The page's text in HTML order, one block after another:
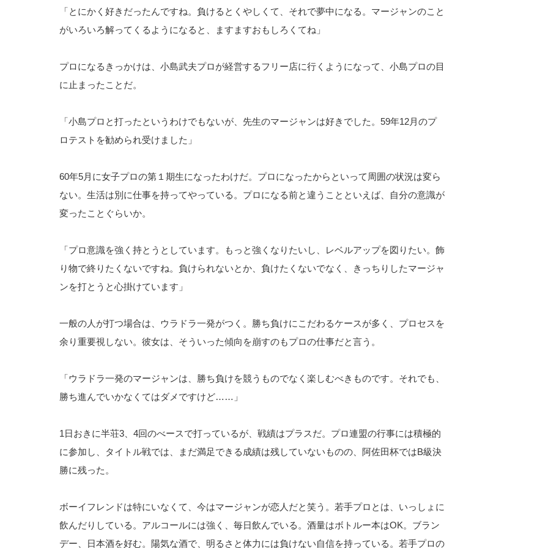
「とにかく好きだったんですね。負けるとくやしくて、それで夢中になる。マージャンのこと
がいろいろ解ってくるようになると、ますますおもしろくてね」
プロになるきっかけは、小島武夫プロが経営するフリー店に行くようになって、小島プロの目
に止まったことだ。
「小島プロと打ったというわけでもないが、先生のマージャンは好きでした。59年12月のプ
ロテストを勧められ受けました」
60年5月に女子プロの第１期生になったわけだ。プロになったからといって周囲の状況は変ら
ない。生活は別に仕事を持ってやっている。プロになる前と違うことといえば、自分の意識が
変ったことぐらいか。
「プロ意識を強く持とうとしています。もっと強くなりたいし、レベルアップを図りたい。飾
り物で終りたくないですね。負けられないとか、負けたくないでなく、きっちりしたマージャ
ンを打とうと心掛けています」
一般の人が打つ場合は、ウラドラ一発がつく。勝ち負けにこだわるケースが多く、プロセスを
余り重要視しない。彼女は、そういった傾向を崩すのもプロの仕事だと言う。
「ウラドラ一発のマージャンは、勝ち負けを競うものでなく楽しむべきものです。それでも、
勝ち進んでいかなくてはダメですけど……」
1日おきに半荘3、4回のべースで打っているが、戦績はプラスだ。プロ連盟の行事には積極的
に参加し、タイトル戦では、まだ満足できる成績は残していないものの、阿佐田杯ではB級決
勝に残った。
ボーイフレンドは特にいなくて、今はマージャンが恋人だと笑う。若手プロとは、いっしょに
飲んだりしている。アルコールには強く、毎日飲んでいる。酒量はボトルー本はOK。ブラン
デー、日本酒を好む。陽気な酒で、明るさと体力には負けない自信を持っている。若手プロの